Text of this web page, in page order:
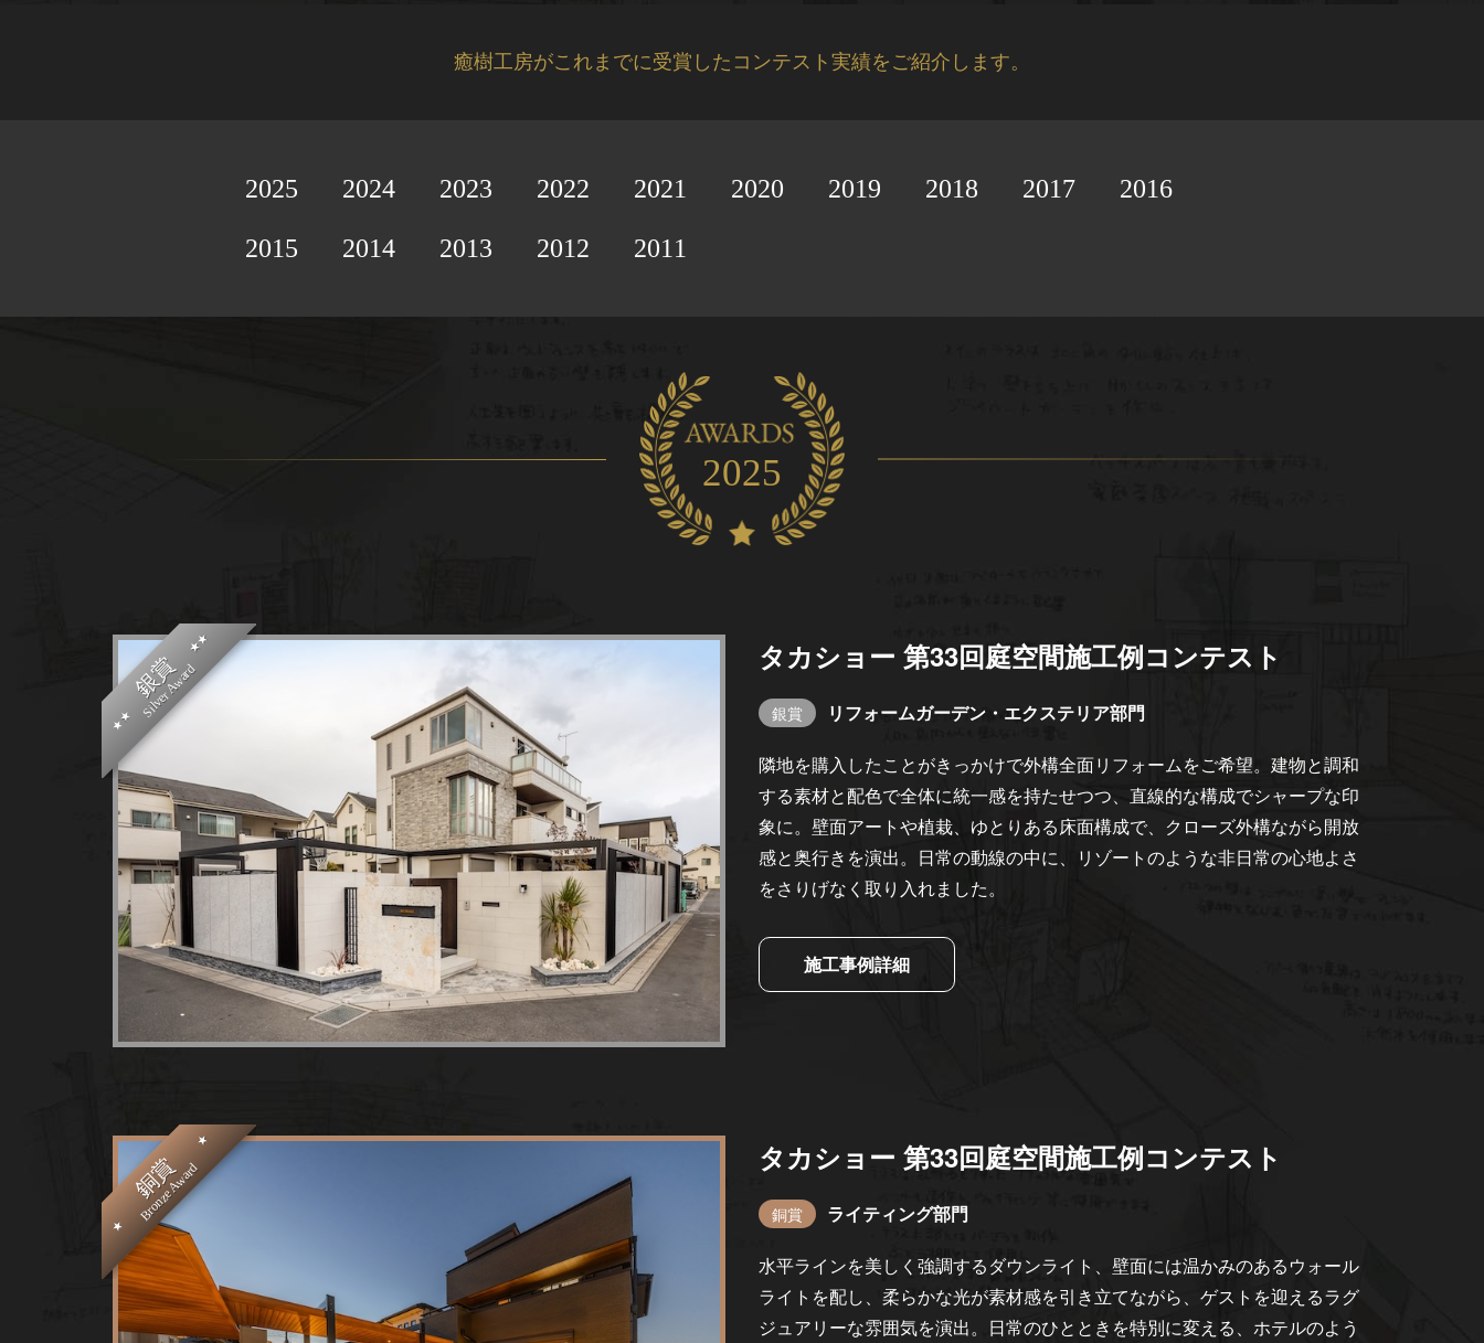
癒樹工房がこれまでに受賞した コンテスト実績をご紹介します。
2025 2024 2023 2022 2021 2020 2019 2018 2017 2016
2015 2014 2013 2012 2011
2025
銀賞
Silver Award
タカショー 第33回庭空間施工例コンテスト
銀賞 リフォームガーデン・エクステリア部門
隣地を購入したことがきっかけで外構全面リフォームをご希望。建物と調和
する素材と配色で全体に統一感を持たせつつ、直線的な構成でシャープな印
象に。壁面アートや植栽、ゆとりある床面構成で、クローズ外構ながら開放
感と奥行きを演出。日常の動線の中に、リゾートのような非日常の心地よさ
をさりげなく取り入れました。
施工事例詳細
銅賞
Bronze Award
タカショー 第33回庭空間施工例コンテスト
銅賞 ライティング部門
水平ラインを美しく強調するダウンライト、壁面には温かみのあるウォール
ライトを配し、柔らかな光が素材感を引き立てながら、ゲストを迎えるラグ
ジュアリーな雰囲気を演出。日常のひとときを特別に変える、ホテルのよう